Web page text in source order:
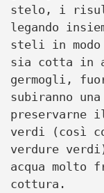
stelo, i
legando
steli in
sia cotta in
germogli,
subiranno
preservarne
verdi (così
verdure
acqua molto
cottura.